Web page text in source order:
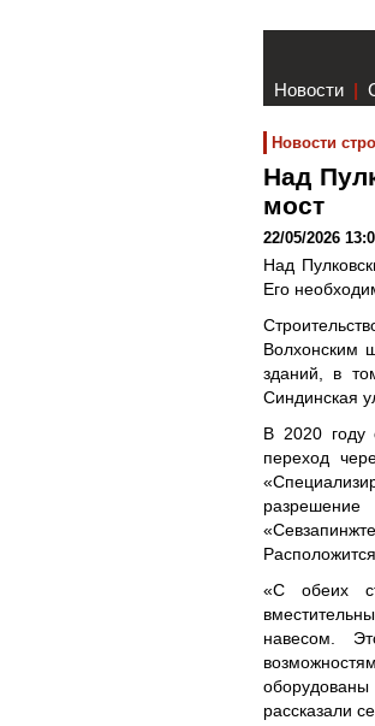
Новости |
Новости
Над
мост
22/05/2026
Над
Его
Волхонским
зданий, в
Синдинская
В 2020 году
переход
«С обеих
навесом.
рассказали